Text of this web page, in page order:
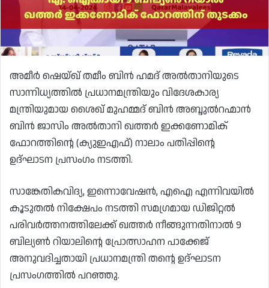
അമീർ ഷെയ്ഖ് തമീം ബിൻ ഹമദ് അൽതാനിയുടെ
സാന്നിധ്യത്തിൽ പ്രധാനമന്ത്രിയും വിദേശകാര്യ
മന്ത്രിയുമായ ശൈഖ് മുഹമ്മദ് ബിൻ അബ്ദുൽറഹ്മാൻ
ബിൻ ജാസിം അൽതാനി ഖത്തർ ഇക്കണോമിക്
ഫോറത്തിൻ്റെ (ക്യുഇഎഫ്) നാലാം പതിപ്പിൻ്റെ
ഉദ്ഘാടന പ്രസംഗം നടത്തി.
സാങ്കേതികവിദ്യ, ഇന്നൊവേഷൻ, എഐ എന്നിവയിൽ
കൂടുതൽ നിക്ഷേപം നടത്തി സമഗ്രമായ ഡിജിറ്റൽ
പരിവർത്തനത്തിലേക്ക് ഖത്തർ നീങ്ങുന്നതിനാൽ 9
ബില്യൺ റിയാലിൻ്റെ പ്രോത്സാഹന പാക്കേജ്
അനുവദിച്ചതായി പ്രധാനമന്ത്രി തൻ്റെ ഉദ്ഘാടന
പ്രസംഗത്തിൽ പറഞ്ഞു.